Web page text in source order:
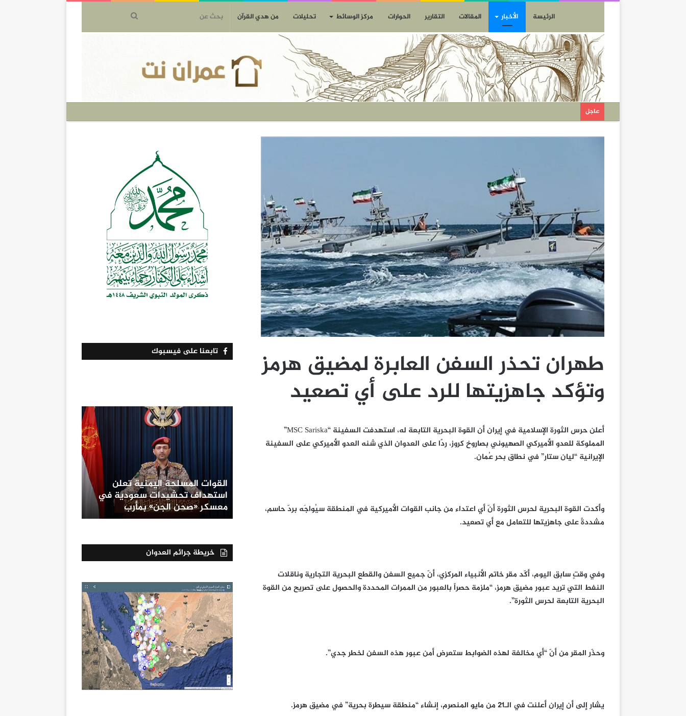
الرئيسة الأخبار المقالات التقارير الحوارات مركز الوسائط تحليلات من هدي القرآن
عاجل
طهران تحذر السفن العابرة لمضيق هرمز
وتؤكد جاهزيتها للرد على أي تصعيد
أعلن حرس الثورة الإسلامية في إيران أن القوة البحرية التابعة له، استهدفت السفينة “MSC Sariska”
المملوكة للعدو الأميركي الصهيوني بصاروخ كروز، ردًا على العدوان الذي شنه العدو الأميركي على السفينة
الإيرانية “ليان ستار” في نطاق بحر عُمان.
وأكدت القوة البحرية لحرس الثورة أنّ أي اعتداء من جانب القوات الأميركية في المنطقة سيُواجَه بردّ حاسم،
مشددةً على جاهزيتها للتعامل مع أي تصعيد.
وفي وقتٍ سابق اليوم، أكّد مقر خاتم الأنبياء المركزي، أنّ جميع السفن والقطع البحرية التجارية وناقلات
النفط التي تريد عبور مضيق هرمز، “ملزمة حصراً بالعبور من الممرات المحددة والحصول على تصريح من القوة
البحرية التابعة لحرس الثورة”.
وحذّر المقر من أنّ “أي مخالفة لهذه الضوابط ستعرض أمن عبور هذه السفن لخطر جدي”.
يشار إلى أن إيران أعلنت في الـ21 من مايو المنصرم، إنشاء “منطقة سيطرة بحرية” في مضيق هرمز.
تابعنا على فيسبوك
القوات المسلحة اليمنية تعلن
استهداف تحشيدات سعودية في
معسكر «صحن الجن» بمأرب
خريطة جرائم العدوان